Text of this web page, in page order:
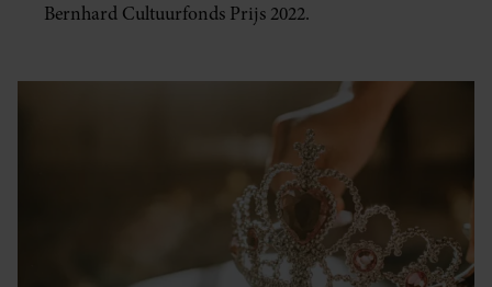
Bernhard Cultuurfonds Prijs 2022.